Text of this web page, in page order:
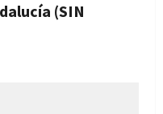
(SIN